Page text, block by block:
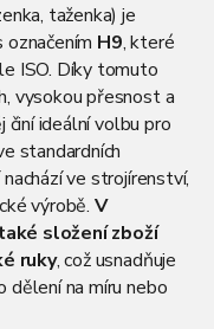
taženka) je
H9, které
ISO. Díky tomuto
vysokou přesnost a
činí ideální volbu pro
standardních
ve strojírenství,
výrobě. V
složení zboží
ruky, což usnadňuje
dělení na míru nebo